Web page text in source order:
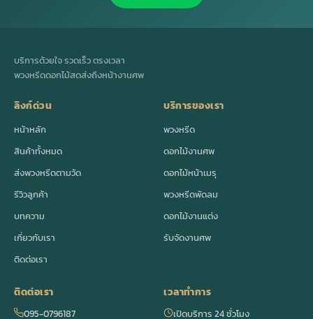
บริการด้วยใจ รวดเร็ว ตรงเวลา
พวงหรีดดอกไม้สดส่งถึงหน้างานศพ
ลิงก์ด่วน
หน้าหลัก
สินค้าทั้งหมด
ส่งพวงหรีดตามวัด
รีวิวลูกค้า
บทความ
เกี่ยวกับเรา
ติดต่อเรา
บริการของเรา
พวงหรีด
ดอกไม้งานศพ
ดอกไม้หน้าเมรุ
พวงหรีดพัดลม
ดอกไม้งานแต่ง
รับจัดงานศพ
ติดต่อเรา
095-0796187
เวลาทำการ
เปิดบริการ 24 ชั่วโมง